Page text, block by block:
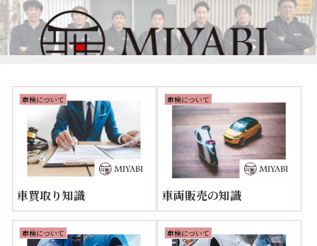
車検について
車買取り知識
車検について
車両販売の知識
車検について 車検について